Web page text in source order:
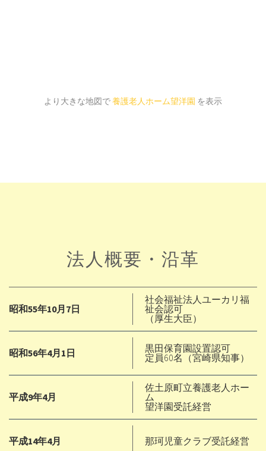
より大きな地図で養護老人ホーム望洋園 を表示
法人概要・沿革
昭和55年10月7日
社会福祉法人ユーカリ福
祉会認可
（厚生大臣）
昭和56年4月1日
黒田保育園設置認可
定員60名（宮崎県知事）
平成9年4月
佐土原町立養護老人ホー
ム
望洋園受託経営
平成14年4月 那珂児童クラブ受託経営